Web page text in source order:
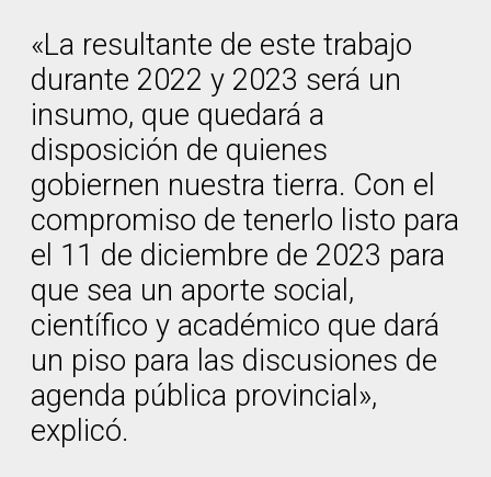
«La resultante de este trabajo
durante 2022 y 2023 será un
insumo, que quedará a
disposición de quienes
gobiernen nuestra tierra. Con el
compromiso de tenerlo listo para
el 11 de diciembre de 2023 para
que sea un aporte social,
científico y académico que dará
un piso para las discusiones de
agenda pública provincial»,
explicó.